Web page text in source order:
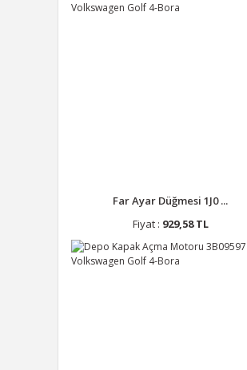
Far Ayar Düğmesi 1J0 ...
Fiyat : 929,58 TL